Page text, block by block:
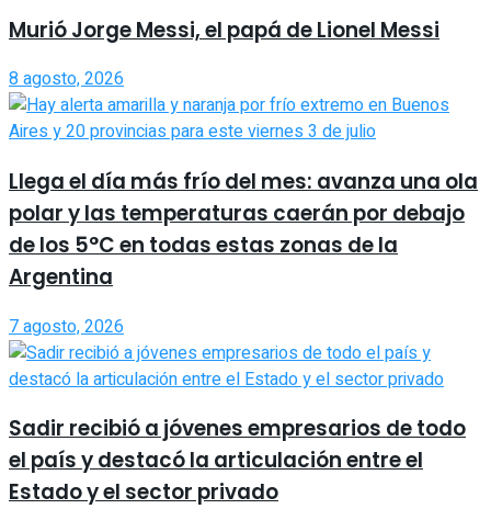
Murió Jorge Messi, el papá de Lionel Messi
8 agosto, 2026
Llega el día más frío del mes: avanza una ola
polar y las temperaturas caerán por debajo
de los 5°C en todas estas zonas de la
Argentina
7 agosto, 2026
Sadir recibió a jóvenes empresarios de todo
el país y destacó la articulación entre el
Estado y el sector privado